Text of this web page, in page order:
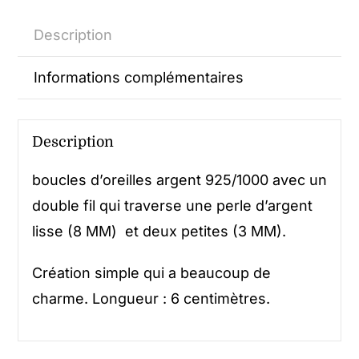
Description
Informations complémentaires
Description
boucles d’oreilles argent 925/1000 avec un
double fil qui traverse une perle d’argent
lisse (8 MM) et deux petites (3 MM).
Création simple qui a beaucoup de
charme. Longueur : 6 centimètres.